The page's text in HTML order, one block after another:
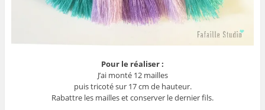
Pour le réaliser :
J’ai monté 12 mailles
puis tricoté sur 17 cm de hauteur.
Rabattre les mailles et conserver le dernier fils.